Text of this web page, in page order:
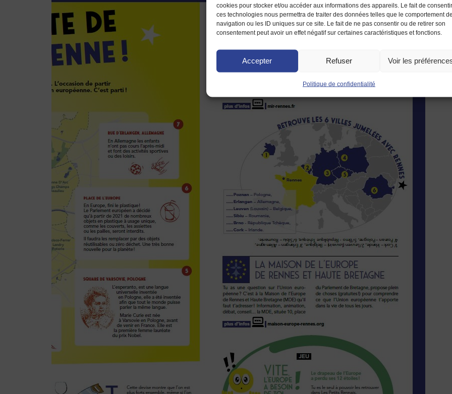
cookies pour stocker et/ou accéder aux informations des appareils. Le fait de
ces technologies nous permettra de traiter des données telles que le comportement de
navigation ou les ID uniques sur ce site. Le fait de ne pas consentir ou de retirer son
consentement peut avoir un effet négatif sur certaines caractéristiques et fonctions.
Accepter Refuser Voir les
Politique de confidentialité